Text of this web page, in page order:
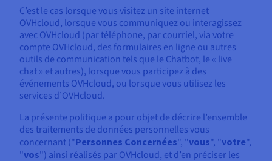
Quantum
Sécurité
Opérations
Développeurs
Roadmap & Changelog
DISTRIBUER MON TRAFIC
Load Balancer
Tarifs
Disponibilités par régions
Documentation
Roadmap & Changelog
Roadmap & Changelog
AI Endpoints - Catalogue des modèles
AI Endpoints - Bases API
AI Endpoints - Batch API
GPUS
Nvidia H200
Nvidia H100
Managed HSM
Dedicated HSM
Infrastructure Anti-DDoS
Tarifs
Disponibilités par régions
Documentation
Tarifs
Disponibilités par régions
Documentation
Roadmap & Changelog
MCP Server
Tarifs
Disponibilités par régions
Documentation
Roadmap & Changelog
Guides et documentation
Conformité et certifications
Roadmap & Changelog
HYCU for OVHcloud
SAP HANA ON OVHCLOUD
SAP HANA on Bare Metal
SAP HANA on Private Cloud
Tarifs
Documentation
Cloud Native
AI & HPC
OPCP Packager
CLOUD READY
Cloud ready
BGP Services
PROTECTION & SÉCURITÉ
Infrastructure Anti-DDoS
Protection Game DDoS
DNSSEC
Tarifs
Guides et documentation
Roadmap & Changelog
USAGES
Résilience et AZ
Grid computing
Virtualisation et conteneurisation
Site web et application métier
Revendeurs
Tous les usages
Documentation
Roadmap & Changelog
CDN Infrastructure
BGP Services
PROTECTION & SÉCURITÉ
Infrastructure Anti-DDoS
DNSSEC
Bases de données additionnelles
Option Certificats SSL
Option CDN
USAGES
Comment créer un site web ?
C’est le cas lorsque vous visitez un site internet
OVHcloud, lorsque vous communiquez ou interagissez
avec OVHcloud (par téléphone, par courriel, via votre
compte OVHcloud, des formulaires en ligne ou autres
outils de communication tels que le Chatbot, le « live
chat » et autres), lorsque vous participez à des
événements OVHcloud, ou lorsque vous utilisez les
services d’OVHcloud.
La présente politique a pour objet de décrire l’ensemble
des traitements de données personnelles vous
concernant ("Personnes Concernées", "vous", "votre",
"vos") ainsi réalisés par OVHcloud, et d’en préciser les